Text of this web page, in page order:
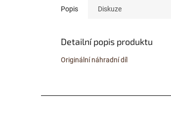
Popis Diskuze
Detailní popis produktu
Originální náhradní díl